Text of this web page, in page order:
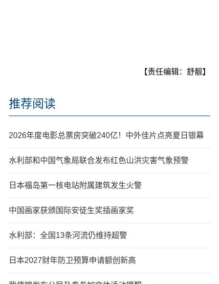
【责任编辑：舒靓】
推荐阅读
2026年度电影总票房突破240亿！中外佳片点亮夏日银幕
水利部和中国气象局联合发布红色山洪灾害气象预警
日本福岛第一核电站附属建筑发生火警
中国画家获颁国际安徒生奖插画家奖
水利部：全国13条河流仍维持超警
日本2027财年防卫预算申请额创新高